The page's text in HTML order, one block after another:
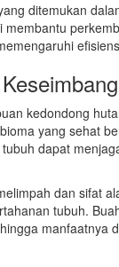
ditemukan
kedondong
yang sehat
dapat
dan sifat
tubuh.
manfaatnya